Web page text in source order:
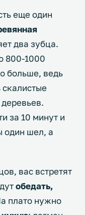
еще один
два зубца.
800-1000
больше, ведь
за 10 минут и
один шел, а
вас встретят
обедать,
плато нужно